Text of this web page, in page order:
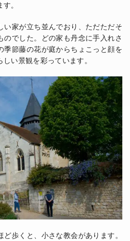
。
い家が立ち並んでおり、ただただそ
でした。どの家も丹念に手入れさ
季節藤の花が庭からちょこっと顔を
い景観を彩っています。
歩くと、小さな教会があります。